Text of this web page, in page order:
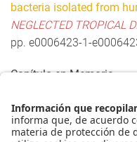
bacteria isolated from
NEGLECTED TROPICAL
pp. e0006423-1-
Capítulo en Memoria
Gonzalez A, Suarez L,
M, Vives M. (2018)